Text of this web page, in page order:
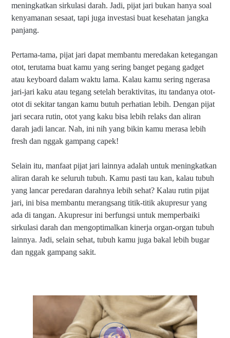
meningkatkan sirkulasi darah. Jadi, pijat jari bukan hanya soal
kenyamanan sesaat, tapi juga investasi buat kesehatan jangka
panjang.
Pertama-tama, pijat jari dapat membantu meredakan ketegangan
otot, terutama buat kamu yang sering banget pegang gadget
atau keyboard dalam waktu lama. Kalau kamu sering ngerasa
jari-jari kaku atau tegang setelah beraktivitas, itu tandanya otot-
otot di sekitar tangan kamu butuh perhatian lebih. Dengan pijat
jari secara rutin, otot yang kaku bisa lebih relaks dan aliran
darah jadi lancar. Nah, ini nih yang bikin kamu merasa lebih
fresh dan nggak gampang capek!
Selain itu, manfaat pijat jari lainnya adalah untuk meningkatkan
aliran darah ke seluruh tubuh. Kamu pasti tau kan, kalau tubuh
yang lancar peredaran darahnya lebih sehat? Kalau rutin pijat
jari, ini bisa membantu merangsang titik-titik akupresur yang
ada di tangan. Akupresur ini berfungsi untuk memperbaiki
sirkulasi darah dan mengoptimalkan kinerja organ-organ tubuh
lainnya. Jadi, selain sehat, tubuh kamu juga bakal lebih bugar
dan nggak gampang sakit.